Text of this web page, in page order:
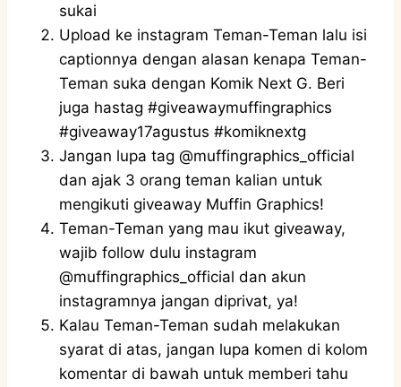
sukai
Upload ke instagram Teman-Teman lalu isi
captionnya dengan alasan kenapa Teman-
Teman suka dengan Komik Next G. Beri
juga hastag #giveawaymuffingraphics
#giveaway17agustus #komiknextg
Jangan lupa tag @muffingraphics_official
dan ajak 3 orang teman kalian untuk
mengikuti giveaway Muffin Graphics!
Teman-Teman yang mau ikut giveaway,
wajib follow dulu instagram
@muffingraphics_official dan akun
instagramnya jangan diprivat, ya!
Kalau Teman-Teman sudah melakukan
syarat di atas, jangan lupa komen di kolom
komentar di bawah untuk memberi tahu